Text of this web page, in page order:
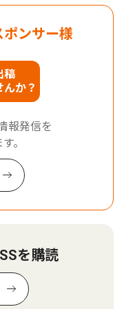
ンサー様
稿
んか？
報発信を
。
を購読